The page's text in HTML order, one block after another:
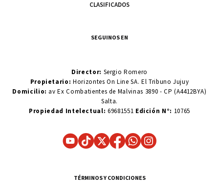
CLASIFICADOS
SEGUINOS EN
Director: Sergio Romero
Propietario:Horizontes On Line SA. El Tribuno Jujuy
Domicilio: av Ex Combatientes de Malvinas 3890 - CP (A4412BYA)
Salta.
Propiedad Intelectual: 69681551 Edición N°: 10765
TÉRMINOS Y CONDICIONES